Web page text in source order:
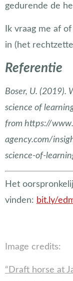
gedurende de
Ik vraag me af
in (het
Referentie
Boser, U. (2019).
science of
from https://
agency.com/
science-of-
Het
vinden: bit.ly/
Image credits:
“Draft horse at